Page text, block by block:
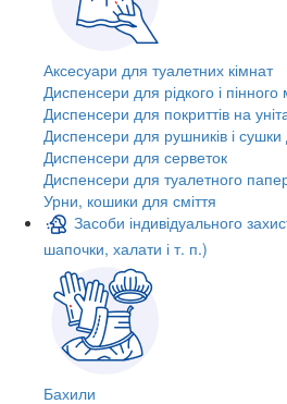
Аксесуари для туалетних кімнат
Диспенсери для рідкого і
Диспенсери для покриттів на
Диспенсери для рушників і сушки
Диспенсери для серветок
Диспенсери для туалетного
Урни, кошики для сміття
Засоби індивідуального
шапочки, халати і т. п.)
Бахили